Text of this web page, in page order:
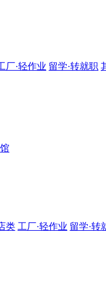
厂·轻作业 留学·转就职
类 工厂·轻作业 留学·转